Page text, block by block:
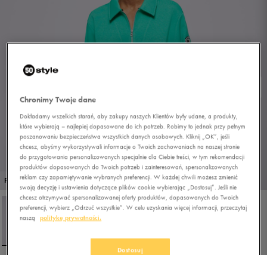
PROMO: DO -30%
Chronimy Twoje dane
Dokładamy wszelkich starań, aby zakupy naszych Klientów były udane, a produkty,
które wybierają – najlepiej dopasowane do ich potrzeb. Robimy to jednak przy pełnym
poszanowaniu bezpieczeństwa wszystkich danych osobowych. Kliknij „OK”, jeśli
chcesz, abyśmy wykorzystywali informacje o Twoich zachowaniach na naszej stronie
do przygotowania personalizowanych specjalnie dla Ciebie treści, w tym rekomendacji
produktów dopasowanych do Twoich potrzeb i zainteresowań, spersonalizowanych
reklam czy zapamiętywanie wybranych preferencji. W każdej chwili możesz zmienić
swoją decyzję i ustawienia dotyczące plików cookie wybierając „Dostosuj”. Jeśli nie
chcesz otrzymywać spersonalizowanej oferty produktów, dopasowanych do Twoich
preferencji, wybierz „Odrzuć wszystkie”. W celu uzyskania więcej informacji, przeczytaj
naszą
politykę prywatności.
Dostosuj